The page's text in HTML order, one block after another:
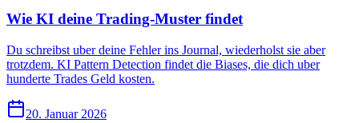
Wie KI deine Trading-Muster findet
Du schreibst uber deine Fehler ins Journal, wiederholst sie aber
trotzdem. KI Pattern Detection findet die Biases, die dich uber
hunderte Trades Geld kosten.
20. Januar 2026